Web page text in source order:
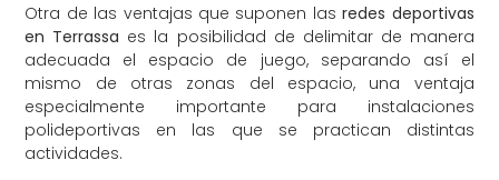
Otra de las ventajas que suponen lasredes deportivas
en Terrassa es la posibilidad de delimitar de manera
adecuada el espacio de juego, separando así el
mismo de otras zonas del espacio, una ventaja
especialmente importante para instalaciones
polideportivas en las que se practican distintas
actividades.